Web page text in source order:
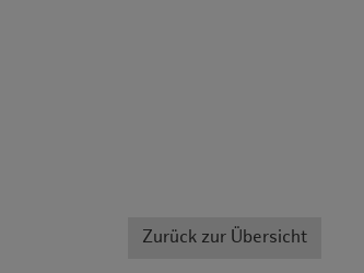
Zurück zur Übersicht